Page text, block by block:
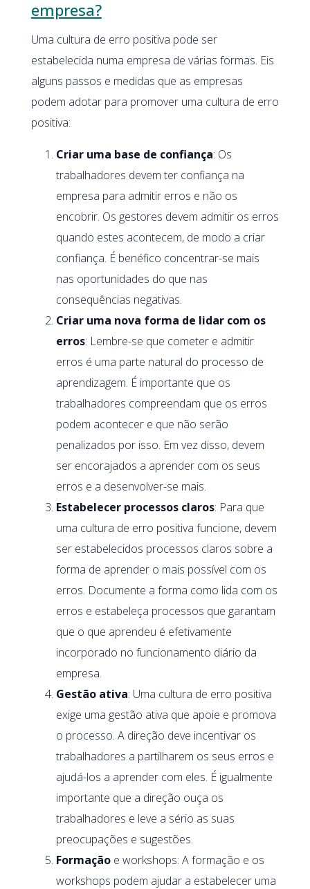
empresa?
Uma cultura de erro positiva pode ser
estabelecida numa empresa de várias formas. Eis
alguns passos e medidas que as empresas
podem adotar para promover uma cultura de erro
positiva:
Criar uma base de confiança: Os
trabalhadores devem ter confiança na
empresa para admitir erros e não os
encobrir. Os gestores devem admitir os erros
quando estes acontecem, de modo a criar
confiança. É benéfico concentrar-se mais
nas oportunidades do que nas
consequências negativas.
Criar uma nova forma de lidar com os
erros: Lembre-se que cometer e admitir
erros é uma parte natural do processo de
aprendizagem. É importante que os
trabalhadores compreendam que os erros
podem acontecer e que não serão
penalizados por isso. Em vez disso, devem
ser encorajados a aprender com os seus
erros e a desenvolver-se mais.
Estabelecer processos claros: Para que
uma cultura de erro positiva funcione, devem
ser estabelecidos processos claros sobre a
forma de aprender o mais possível com os
erros. Documente a forma como lida com os
erros e estabeleça processos que garantam
que o que aprendeu é efetivamente
incorporado no funcionamento diário da
empresa.
Gestão ativa: Uma cultura de erro positiva
exige uma gestão ativa que apoie e promova
o processo. A direção deve incentivar os
trabalhadores a partilharem os seus erros e
ajudá-los a aprender com eles. É igualmente
importante que a direção ouça os
trabalhadores e leve a sério as suas
preocupações e sugestões.
Formaçãoe workshops: A formação e os
workshops podem ajudar a estabelecer uma